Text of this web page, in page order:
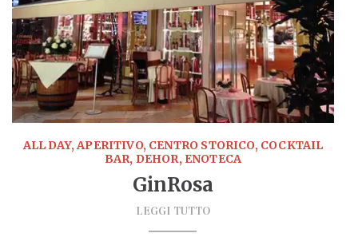
ALL DAY, APERITIVO, CENTRO STORICO, COCKTAIL
BAR, DEHOR, ENOTECA
GinRosa
LEGGI TUTTO